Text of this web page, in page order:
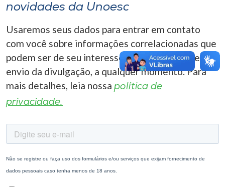
novidades da Unoesc
Usaremos seus dados para entrar em contato
com você sobre informações correlacionadas que
podem ser de seu interesse. Você pode cancelar o
envio da divulgação, a qualquer momento. Para
mais detalhes, leia nossa política de
privacidade.